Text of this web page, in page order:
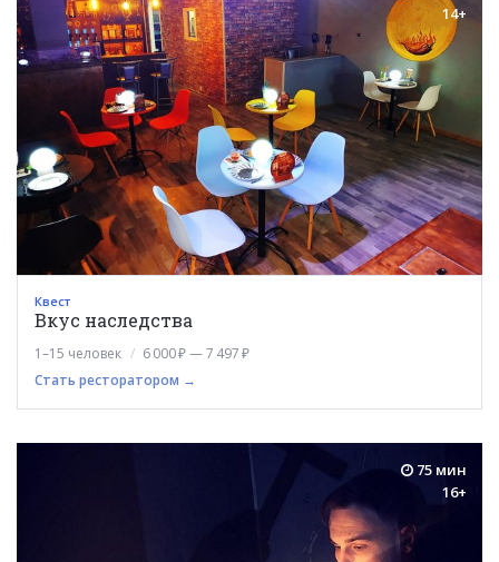
14+
Квест
Вкус наследства
1–15 человек
6 000 ₽ — 7 497 ₽
Стать ресторатором →
75 мин
16+